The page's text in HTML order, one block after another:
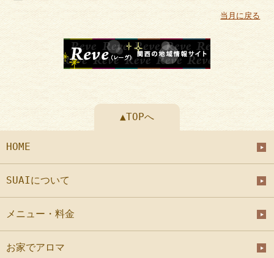
当月に戻る
▲TOPへ
HOME
SUAIについて
メニュー・料金
お家でアロマ